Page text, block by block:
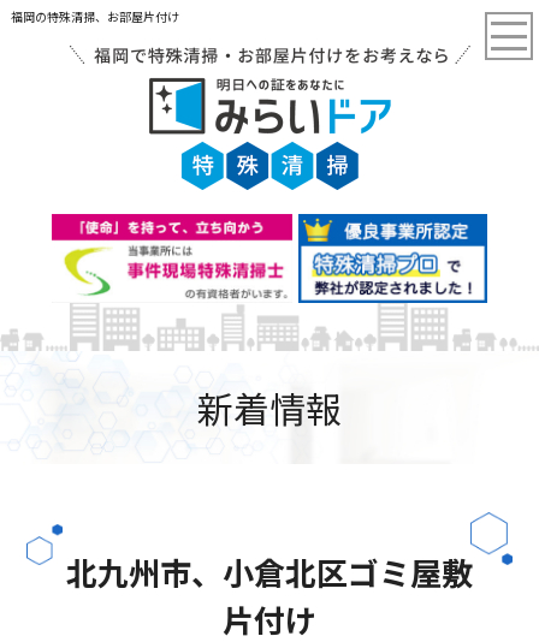
福岡の特殊清掃、お部屋片付け
新着情報
北九州市、小倉北区ゴミ屋敷
片付け